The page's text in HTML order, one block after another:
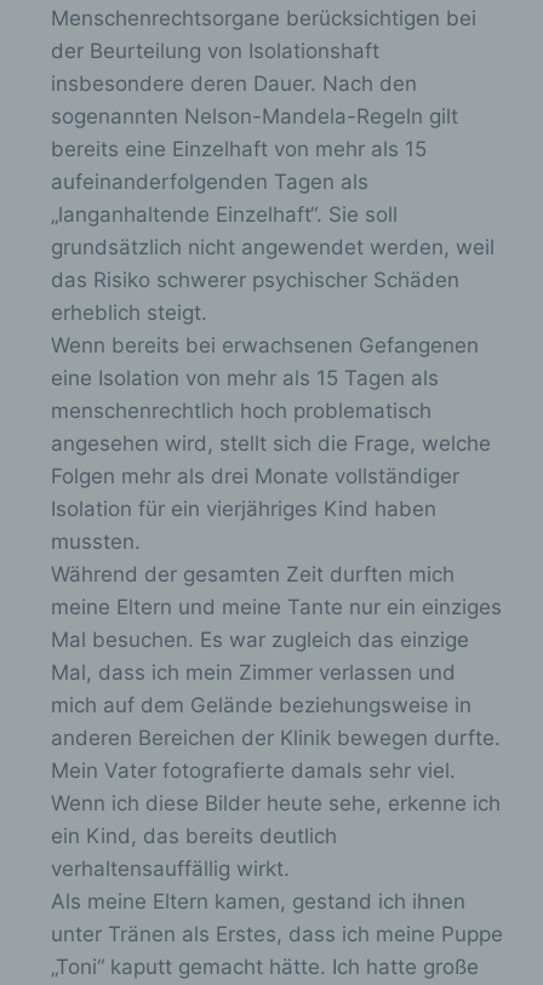
Menschenrechtsorgane berücksichtigen bei
der Beurteilung von Isolationshaft
insbesondere deren Dauer. Nach den
sogenannten Nelson-Mandela-Regeln gilt
bereits eine Einzelhaft von mehr als 15
aufeinanderfolgenden Tagen als
„langanhaltende Einzelhaft“. Sie soll
grundsätzlich nicht angewendet werden, weil
das Risiko schwerer psychischer Schäden
erheblich steigt.
Wenn bereits bei erwachsenen Gefangenen
eine Isolation von mehr als 15 Tagen als
menschenrechtlich hoch problematisch
angesehen wird, stellt sich die Frage, welche
Folgen mehr als drei Monate vollständiger
Isolation für ein vierjähriges Kind haben
mussten.
Während der gesamten Zeit durften mich
meine Eltern und meine Tante nur ein einziges
Mal besuchen. Es war zugleich das einzige
Mal, dass ich mein Zimmer verlassen und
mich auf dem Gelände beziehungsweise in
anderen Bereichen der Klinik bewegen durfte.
Mein Vater fotografierte damals sehr viel.
Wenn ich diese Bilder heute sehe, erkenne ich
ein Kind, das bereits deutlich
verhaltensauffällig wirkt.
Als meine Eltern kamen, gestand ich ihnen
unter Tränen als Erstes, dass ich meine Puppe
„Toni“ kaputt gemacht hätte. Ich hatte große
Technik unserer Internetseite zu gewährleisten
sowie (4) um Strafverfolgungsbehörden im Falle
eines Cyberangriffes die zur Strafverfolgung
notwendigen Informationen bereitzustellen. Diese
anonym erhobenen Daten und Informationen
werden durch uns daher einerseits statistisch und
ferner mit dem Ziel ausgewertet, den Datenschutz
und die Datensicherheit in unserem Unternehmen
zu erhöhen, um letztlich ein optimales
Schutzniveau für die von uns verarbeiteten
personenbezogenen Daten sicherzustellen. Die
anonymen Daten der Server-Logfiles werden
getrennt von allen durch eine betroffene Person
angegebenen personenbezogenen Daten
gespeichert.
Registrierung auf unserer Internetseite
Die betroffene Person hat die Möglichkeit, sich
auf der Internetseite des für die Verarbeitung
Verantwortlichen unter Angabe von
personenbezogenen Daten zu registrieren.
Welche personenbezogenen Daten dabei an den
für die Verarbeitung Verantwortlichen übermittelt
werden, ergibt sich aus der jeweiligen
verwendet wird. Die von der betroffenen Person
eingegebenen personenbezogenen Daten
werden ausschließlich für die interne
Verwendung bei dem für die Verarbeitung
Verantwortlichen und für eigene Zwecke
erhoben und gespeichert. Der für die
Verarbeitung Verantwortliche kann die
Auftragsverarbeiter, beispielsweise einen
Paketdienstleister, veranlassen, der die
personenbezogenen Daten ebenfalls
ausschließlich für eine interne Verwendung, die
dem für die Verarbeitung Verantwortlichen
zuzurechnen ist, nutzt.